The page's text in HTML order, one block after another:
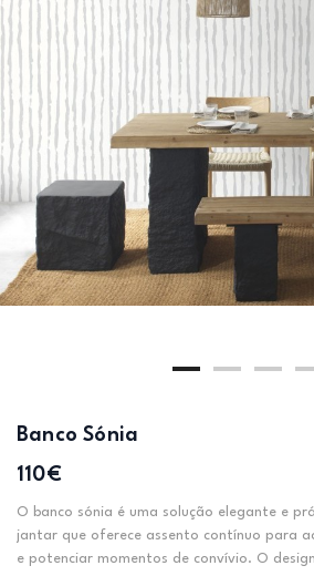
Banco Sónia
110€
O banco sónia é uma solução elegante e
jantar que oferece assento contínuo para
e potenciar momentos de convívio. O